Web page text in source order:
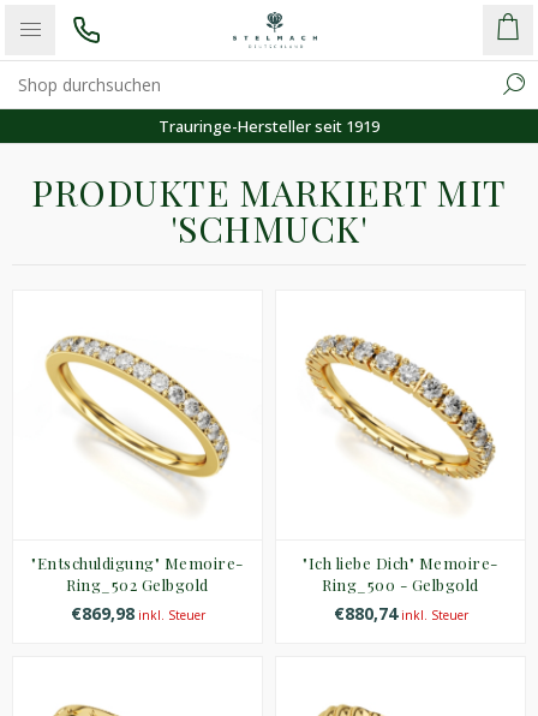
Trauringe-Hersteller seit 1919
PRODUKTE MARKIERT MIT
'SCHMUCK'
"Entschuldigung" Memoire-
Ring_502 Gelbgold
€869,98inkl. Steuer
"Ich liebe Dich" Memoire-
Ring_500 - Gelbgold
€880,74inkl. Steuer